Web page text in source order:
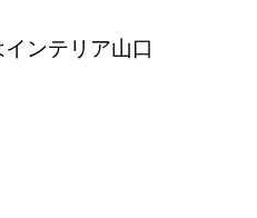
ンテリア山口